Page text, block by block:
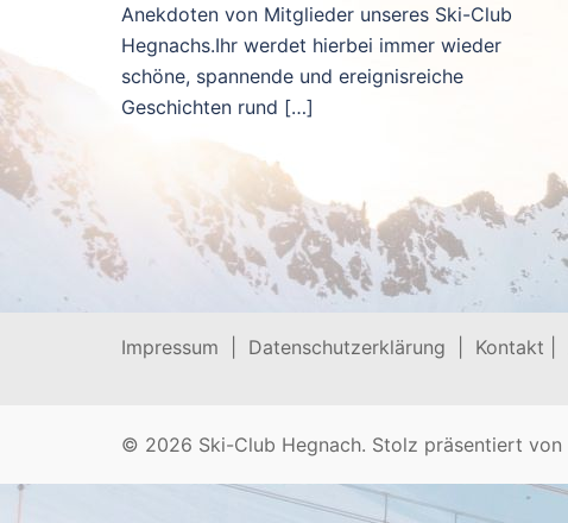
Anekdoten von Mitglieder unseres Ski-Club
Hegnachs.Ihr werdet hierbei immer wieder
schöne, spannende und ereignisreiche
Geschichten rund […]
Impressum | Datenschutzerklärung | Kontakt |
© 2026 Ski-Club Hegnach. Stolz präsentiert von